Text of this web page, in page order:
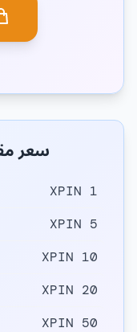
سعر
1 XPIN
5 XPIN
10 XPIN
20 XPIN
50 XPIN